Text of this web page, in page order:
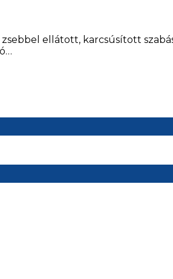
ellátott, karcsúsított